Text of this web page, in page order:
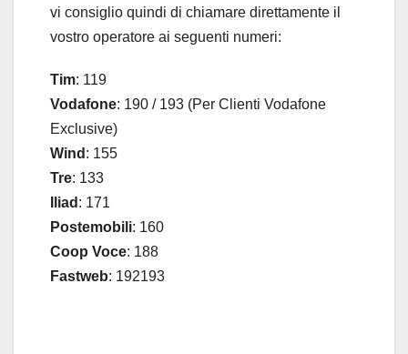
vi consiglio quindi di chiamare direttamente il
vostro operatore ai seguenti numeri:
Tim: 119
Vodafone: 190 / 193 (Per Clienti Vodafone
Exclusive)
Wind : 155
Tre: 133
Iliad : 171
Postemobili: 160
Coop Voce: 188
Fastweb: 192193